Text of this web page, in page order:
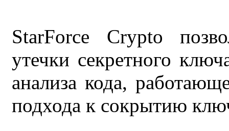
StarForce Crypto
утечки секретного
анализа кода,
подхода к сокрытию